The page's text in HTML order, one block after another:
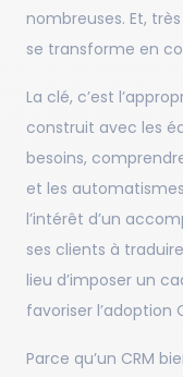
nombreuses. Et,
se transforme en
La clé, c’est
construit avec les
besoins,
et les
l’intérêt d’un
ses clients à
lieu d’imposer un
favoriser l’adoption
Parce qu’un CRM